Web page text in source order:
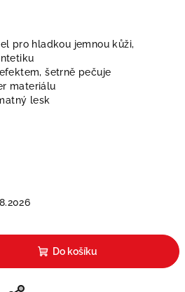
pro hladkou jemnou kůži,
šetrně pečuje
materiálu
lesk
Do košíku